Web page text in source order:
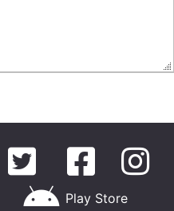
Play Store